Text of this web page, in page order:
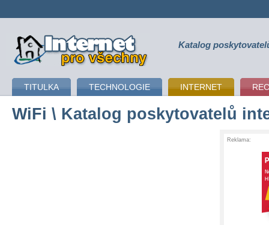
připojení k internetu Katalog
TITULKA TECHNOLOGIE INTERNET
WiFi \ Katalog poskytovatelů
Reklama: